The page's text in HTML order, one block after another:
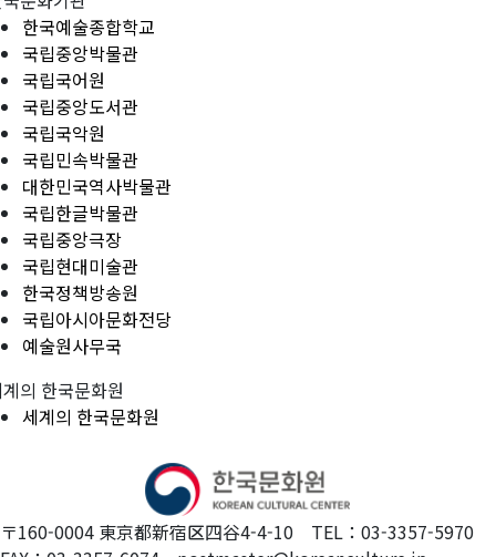
한국예술종합학교
국립중앙박물관
국립국어원
국립중앙도서관
국립국악원
국립민속박물관
대한민국역사박물관
국립한글박물관
국립중앙극장
국립현대미술관
한국정책방송원
국립아시아문화전당
예술원사무국
의 한국문화원
세계의 한국문화원
〒160-0004 東京都新宿区四谷4-4-10 TEL：03-3357-5970